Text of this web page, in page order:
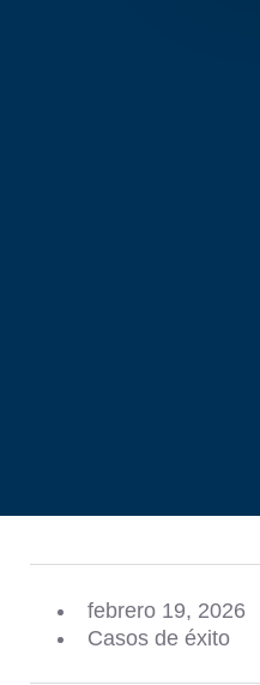
febrero 19, 2026
Casos de éxito